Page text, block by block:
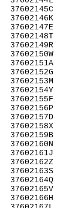
37602145C
37602146K
37602147E
37602148T
37602149R
37602150W
37602151A
37602152G
37602153M
37602154Y
37602155F
37602156P
37602157D
37602158X
37602159B
37602160N
37602161J
37602162Z
37602163S
37602164Q
37602165V
37602166H